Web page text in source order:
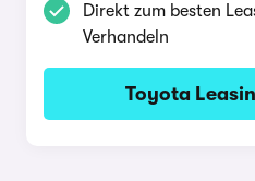
Direkt zum besten
Verhandeln
Toyota